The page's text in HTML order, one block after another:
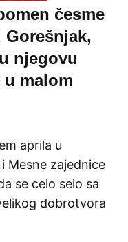
česme
njegovu
malom
aprila u
Mesne zajednice
se celo selo sa
dobrotvora